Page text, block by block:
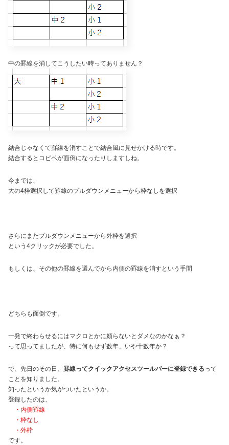
中の罫線を消してこうしたい時ってありません？
結合じゃなくて罫線を消すことで結合風に見せかける時です。
結合するとコピペが面倒になったりしますしね。
今までは、
大の4枠選択して罫線のプルダウンメニューから枠なしを選択
さらにまたプルダウンメニューから外枠を選択
という4クリックが必要でした。
もしくは、その他の罫線を選んでから内側の罫線を消すという手間
どちらも面倒です。
一発で終わらせるにはマクロとかに頼らないとダメなのかなぁ？
って思ってましたが、特に何もせず数年、いや十数年か？
で、先日のその日、 罫線ってクイックアクセスツールバーに登録できる って
ことを知りました。
知ったというか気がついたというか。
登録したのは、
・内側罫線
・枠なし
・外枠
です。